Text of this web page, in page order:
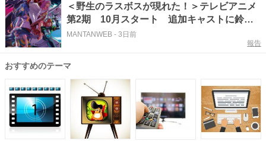
＜野生のラスボスが現れた！＞テレビアニメ
第2期 10月スタート 追加キャストに鈴木
崚汰、たかはし智秋、櫻井孝宏、辻親八、瀬
MANTANWEB - 3日前
報告
おすすめのテーマ